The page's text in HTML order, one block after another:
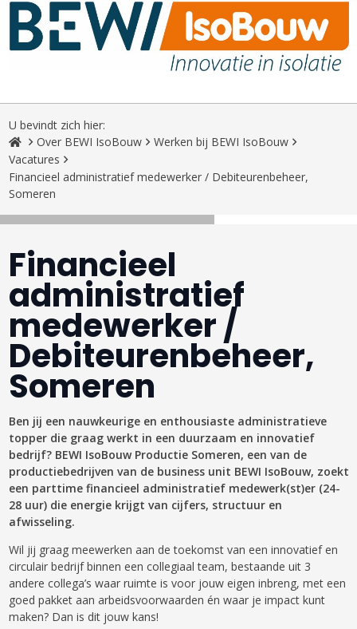
U bevindt zich hier:
Over BEWI IsoBouw
Werken bij BEWI IsoBouw
Vacatures
Financieel administratief medewerker / Debiteurenbeheer,
Someren
Financieel
administratief
medewerker /
Debiteurenbeheer,
Someren
Ben jij een nauwkeurige en enthousiaste administratieve
topper die graag werkt in een duurzaam en innovatief
bedrijf? BEWI IsoBouw Productie Someren, een van de
productiebedrijven van de business unit BEWI IsoBouw, zoekt
een parttime financieel administratief medewerk(st)er (24-
28 uur) die energie krijgt van cijfers, structuur en
afwisseling.
Wil jij graag meewerken aan de toekomst van een innovatief en
circulair bedrijf binnen een collegiaal team, bestaande uit 3
andere collega’s waar ruimte is voor jouw eigen inbreng, met een
goed pakket aan arbeidsvoorwaarden én waar je impact kunt
maken? Dan is dit jouw kans!